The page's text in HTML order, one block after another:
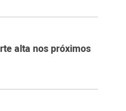
alta nos próximos